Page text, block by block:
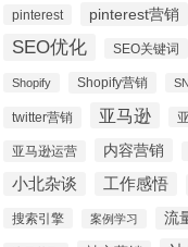
pinterest pinterest营销
SEO优化 SEO关键词
Shopify Shopify营销
twitter营销 亚马逊
亚马逊运营 内容营销
小北杂谈 工作感悟
搜索引擎 案例学习 流